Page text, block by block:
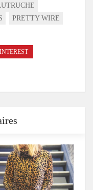
PRETTY WIRE